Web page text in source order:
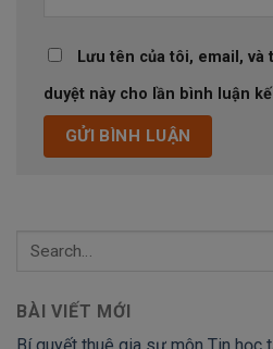
Lưu tên của tôi, email,
duyệt này cho lần bình luận
BÀI VIẾT MỚI